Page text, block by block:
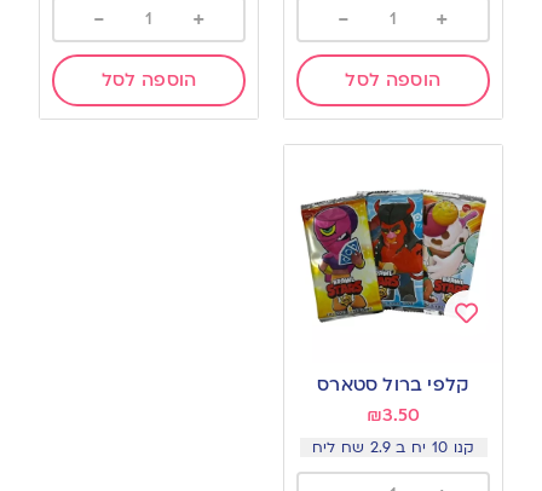
+
-
הוספה לסל
+
-
הוספה לסל
to
wishlist
קלפי ברול סטארס
₪3.50
קנו 10 יח ב 2.9 שח ליח